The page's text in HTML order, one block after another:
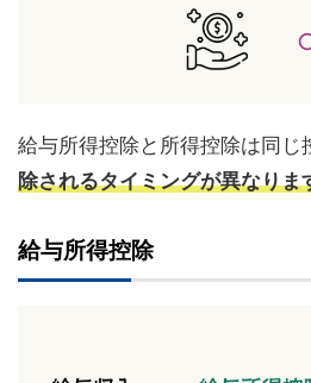
給与所得控除と所得控除は同じ
除されるタイミングが異なりま
給与所得控除